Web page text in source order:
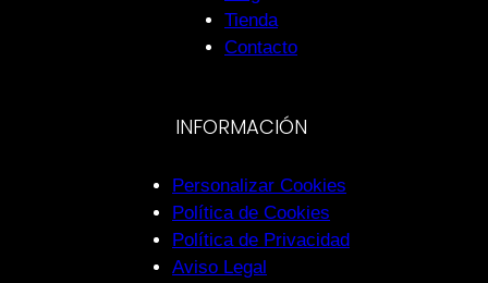
Tienda
Contacto
INFORMACIÓN
Personalizar Cookies
Política de Cookies
Política de Privacidad
Aviso Legal